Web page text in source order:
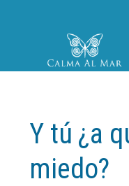
Y tú ¿a
miedo?